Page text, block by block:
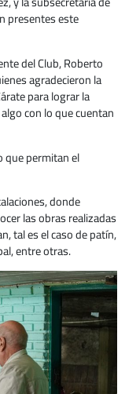
presentes este
del Club, Roberto
agradecieron la
para lograr la
con lo que cuentan
que permitan el
donde
las obras realizadas
tal es el caso de patín,
entre otras.